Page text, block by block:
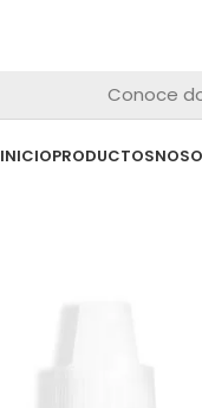
Conoce
INICIOPRODUCTOS